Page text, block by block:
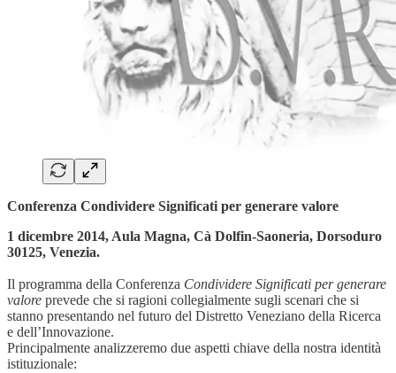
Conferenza Condividere Significati per generare valore
1 dicembre 2014, Aula Magna, Cà Dolfin-Saoneria, Dorsoduro
30125, Venezia.
Il programma della Conferenza Condividere Significati per generare
valore prevede che si ragioni collegialmente sugli scenari che si
stanno presentando nel futuro del Distretto Veneziano della Ricerca
e dell’Innovazione.
Principalmente analizzeremo due aspetti chiave della nostra identità
istituzionale: